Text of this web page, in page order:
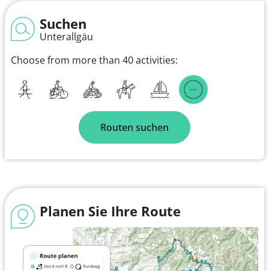
Suchen
Unterallgäu
Choose from more than 40 activities:
Routen suchen
Planen Sie Ihre Route